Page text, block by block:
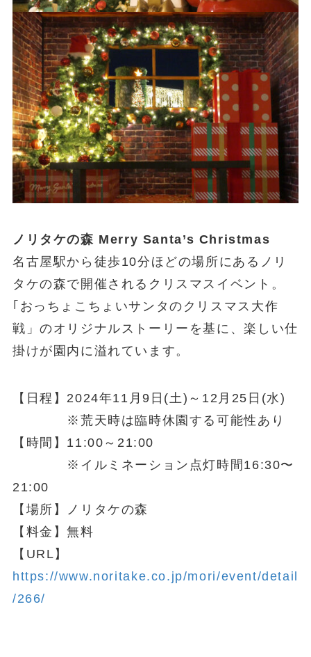
ノリタケの森 Merry Santa’s Christmas
名古屋駅から徒歩10分ほどの場所にあるノリ
タケの森で開催されるクリスマスイベント。
｢おっちょこちょいサンタのクリスマス大作
戦」のオリジナルストーリーを基に、楽しい仕
掛けが園内に溢れています。
【日程】2024年11月9日(土)～12月25日(水)
※荒天時は臨時休園する可能性あり
【時間】11:00～21:00
※イルミネーション点灯時間16:30〜
21:00
【場所】ノリタケの森
【料金】無料
【URL】
https://www.noritake.co.jp/mori/event/detail
/266/